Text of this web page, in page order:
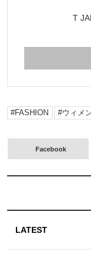
T
FASHION ウィメ
Facebook
LATEST